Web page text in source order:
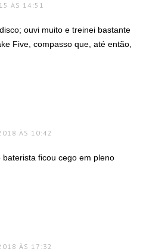
ÀS 14:51
ouvi muito e treinei bastante
Five, compasso que, até então,
ÀS 10:42
ficou cego em pleno
ÀS 17:32